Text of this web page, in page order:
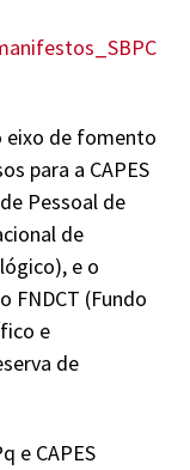
eixo de fomento
para a CAPES
Pessoal de
de
e o
FNDCT (Fundo
e
de
e CAPES